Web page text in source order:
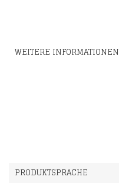
WEITERE INFORMATIONEN
PRODUKTSPRACHE